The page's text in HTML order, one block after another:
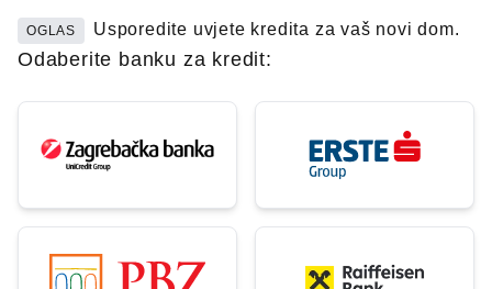
OGLAS Usporedite uvjete kredita za vaš novi dom.
Odaberite banku za kredit: